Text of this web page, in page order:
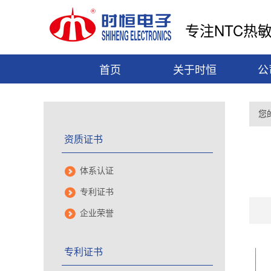
专注NTC热
首页 关于时恒
资质证书
体系认证
专利证书
企业荣誉
专利证书
您